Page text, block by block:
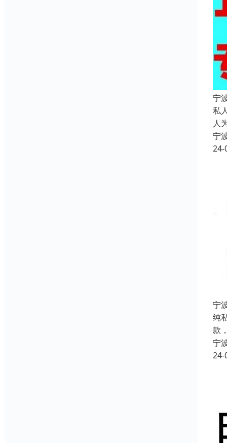
宁
私
人
宁
24-
宁
纯
款
宁
24-